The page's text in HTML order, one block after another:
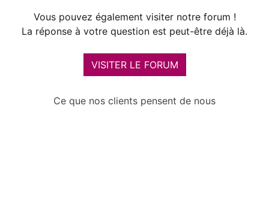
Vous pouvez également visiter notre forum !
La réponse à votre question est peut-être déjà là.
VISITER LE FORUM
Ce que nos clients pensent de nous